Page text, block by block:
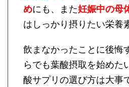
めにも、また妊娠中の母
はしっかり摂りたい栄養
飲まなかったことに後悔
らでも葉酸摂取を始めた
酸サプリの選び方は大事